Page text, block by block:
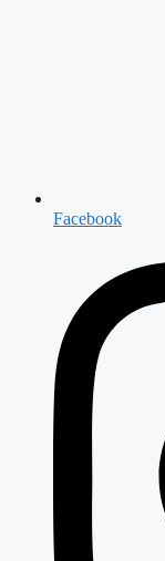
Facebook